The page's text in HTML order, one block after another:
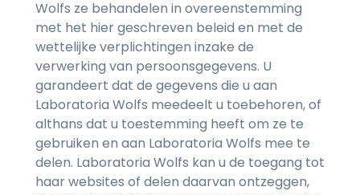
Wolfs ze behandelen in overeenstemming
met het hier geschreven beleid en met de
wettelijke verplichtingen inzake de
verwerking van persoonsgegevens. U
garandeert dat de gegevens die u aan
Laboratoria Wolfs meedeelt u toebehoren, of
althans dat u toestemming heeft om ze te
gebruiken en aan Laboratoria Wolfs mee te
delen. Laboratoria Wolfs kan u de toegang tot
haar websites of delen daarvan ontzeggen,